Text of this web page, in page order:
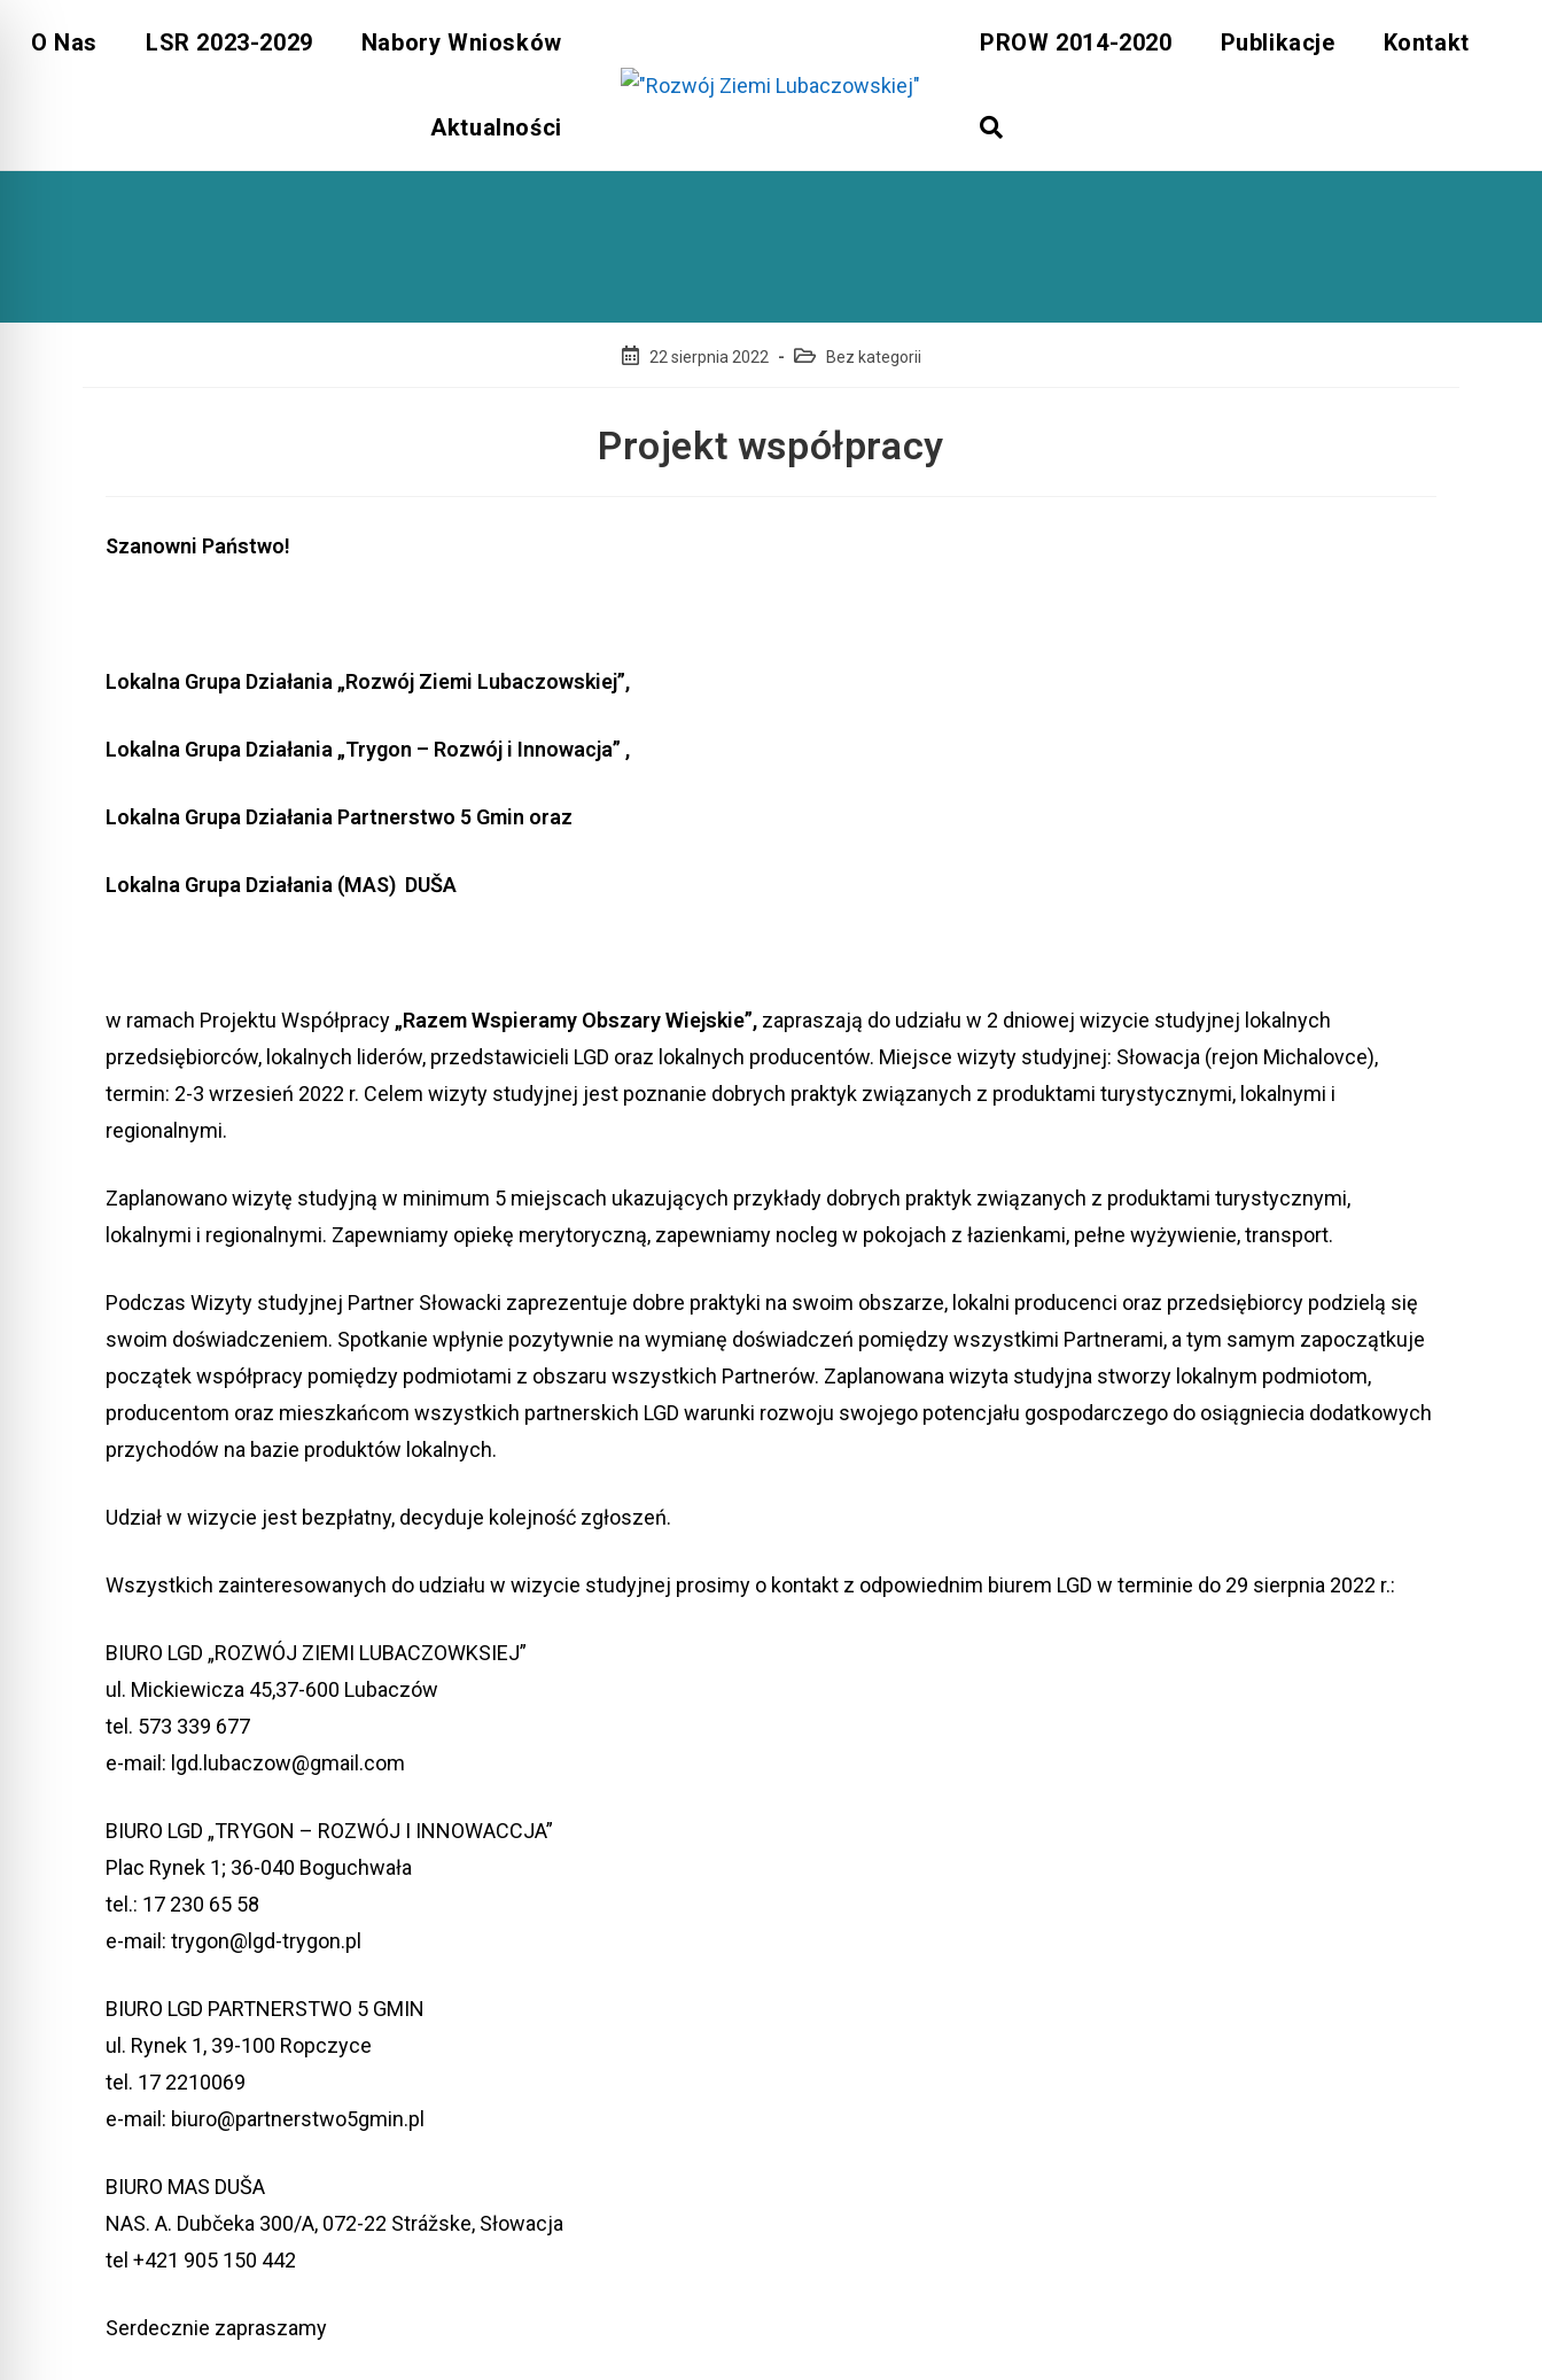
O Nas LSR 2023-2029 Nabory Wniosków
Aktualności
PROW 2014-2020 Publikacje Kontakt
Post22 sierpnia 2022
Post
Bez kategorii
Projekt współpracy
Szanowni Państwo!
Lokalna Grupa Działania „Rozwój Ziemi Lubaczowskiej”,
Lokalna Grupa Działania „Trygon – Rozwój i Innowacja” ,
Lokalna Grupa Działania Partnerstwo 5 Gmin oraz
Lokalna Grupa Działania (MAS) DUŠA
w ramach Projektu Współpracy „Razem Wspieramy Obszary Wiejskie”, zapraszają do udziału w 2 dniowej wizycie studyjnej lokalnych
przedsiębiorców, lokalnych liderów, przedstawicieli LGD oraz lokalnych producentów. Miejsce wizyty studyjnej: Słowacja (rejon Michalovce),
termin: 2-3 wrzesień 2022 r. Celem wizyty studyjnej jest poznanie dobrych praktyk związanych z produktami turystycznymi, lokalnymi i
regionalnymi.
Zaplanowano wizytę studyjną w minimum 5 miejscach ukazujących przykłady dobrych praktyk związanych z produktami turystycznymi,
lokalnymi i regionalnymi. Zapewniamy opiekę merytoryczną, zapewniamy nocleg w pokojach z łazienkami, pełne wyżywienie, transport.
Podczas Wizyty studyjnej Partner Słowacki zaprezentuje dobre praktyki na swoim obszarze, lokalni producenci oraz przedsiębiorcy podzielą się
swoim doświadczeniem. Spotkanie wpłynie pozytywnie na wymianę doświadczeń pomiędzy wszystkimi Partnerami, a tym samym zapoczątkuje
początek współpracy pomiędzy podmiotami z obszaru wszystkich Partnerów. Zaplanowana wizyta studyjna stworzy lokalnym podmiotom,
producentom oraz mieszkańcom wszystkich partnerskich LGD warunki rozwoju swojego potencjału gospodarczego do osiągniecia dodatkowych
przychodów na bazie produktów lokalnych.
Udział w wizycie jest bezpłatny, decyduje kolejność zgłoszeń.
Wszystkich zainteresowanych do udziału w wizycie studyjnej prosimy o kontakt z odpowiednim biurem LGD w terminie do 29 sierpnia 2022 r.:
BIURO LGD „ROZWÓJ ZIEMI LUBACZOWKSIEJ”
ul. Mickiewicza 45,37-600 Lubaczów
tel. 573 339 677
e-mail: lgd.lubaczow@gmail.com
BIURO LGD „TRYGON – ROZWÓJ I INNOWACCJA”
Plac Rynek 1; 36-040 Boguchwała
tel.: 17 230 65 58
e-mail: trygon@lgd-trygon.pl
BIURO LGD PARTNERSTWO 5 GMIN
ul. Rynek 1, 39-100 Ropczyce
tel. 17 2210069
e-mail: biuro@partnerstwo5gmin.pl
BIURO MAS DUŠA
NAS. A. Dubčeka 300/A, 072-22 Strážske, Słowacja
tel +421 905 150 442
Serdecznie zapraszamy